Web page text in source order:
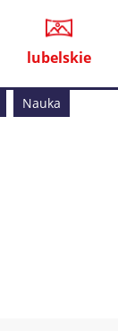
lubelskie
Nauka